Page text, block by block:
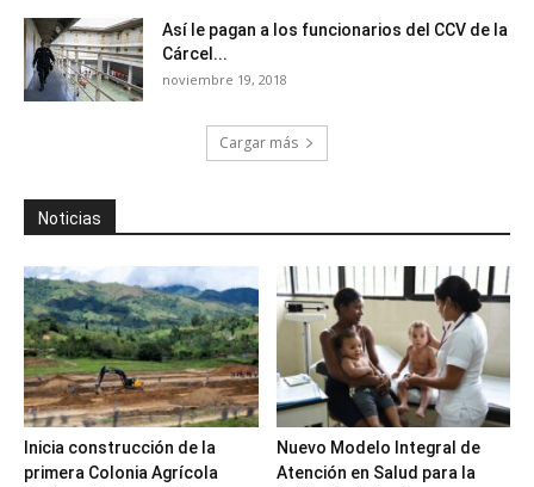
Así le pagan a los funcionarios del CCV de la
Cárcel...
noviembre 19, 2018
Cargar más
Noticias
Inicia construcción de la
primera Colonia Agrícola
Nuevo Modelo Integral de
Atención en Salud para la